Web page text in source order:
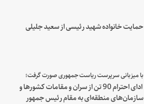
حمایت خانواده شهید رئیسی از سعید جلیلی
با میزبانی سرپرست ریاست جمهوری صورت گرفت؛
ادای احترام 90 تن از سران و مقامات کشورها و
سازمان‌های منطقه‌ای به مقام رئیس جمهور